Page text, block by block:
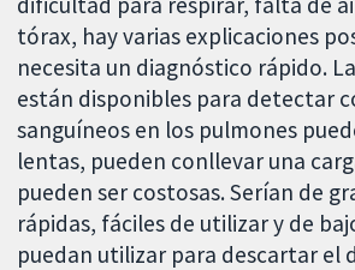
tórax, hay varias explicaciones
necesita un diagnóstico rápido.
están disponibles para detectar
sanguíneos en los pulmones
lentas, pueden conllevar una
pueden ser costosas. Serían de
rápidas, fáciles de utilizar y de
puedan utilizar para descartar el